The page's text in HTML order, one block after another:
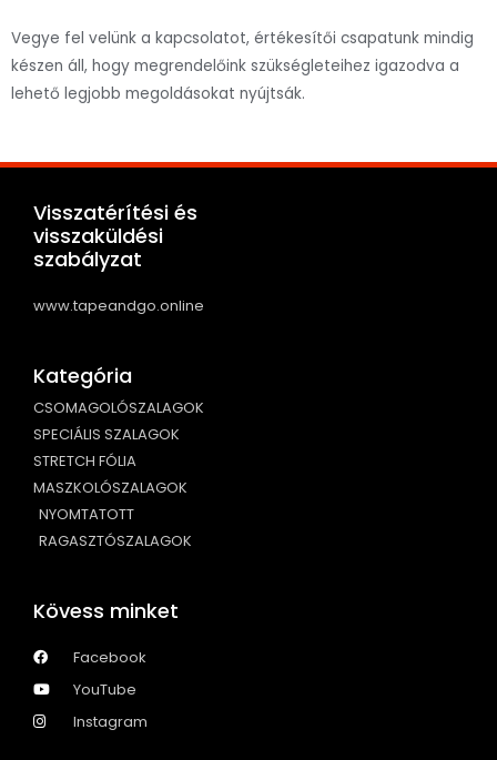
Vegye fel velünk a kapcsolatot, értékesítői csapatunk mindig
készen áll, hogy megrendelőink szükségleteihez igazodva a
lehető legjobb megoldásokat nyújtsák.
Visszatérítési és
visszaküldési
szabályzat
www.tapeandgo.online
Kategória
CSOMAGOLÓSZALAGOK
SPECIÁLIS SZALAGOK
STRETCH FÓLIA
MASZKOLÓSZALAGOK
NYOMTATOTT
RAGASZTÓSZALAGOK
Kövess minket
Facebook
YouTube
Instagram